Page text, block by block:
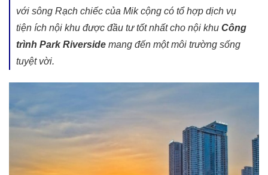
với sông Rạch chiếc của Mik cộng có tổ hợp dịch vụ
tiện ích nội khu được đầu tư tốt nhất cho nội khu Công
trình Park Riverside mang đến một môi trường sống
tuyệt vời.